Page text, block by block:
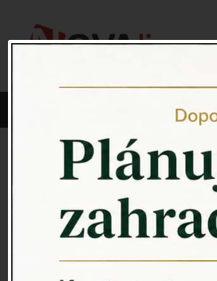
Vyberte si kategorii:
PÍTKO PRO PTÁKY
ZAHRADNÍ SOCHY
ZAHRADNÍ UMYVADLA
PTAČÍ BUDKY
Litinové škrabáky na boty